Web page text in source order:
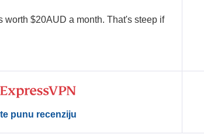
worth $20AUD a month. That's steep if
punu recenziju